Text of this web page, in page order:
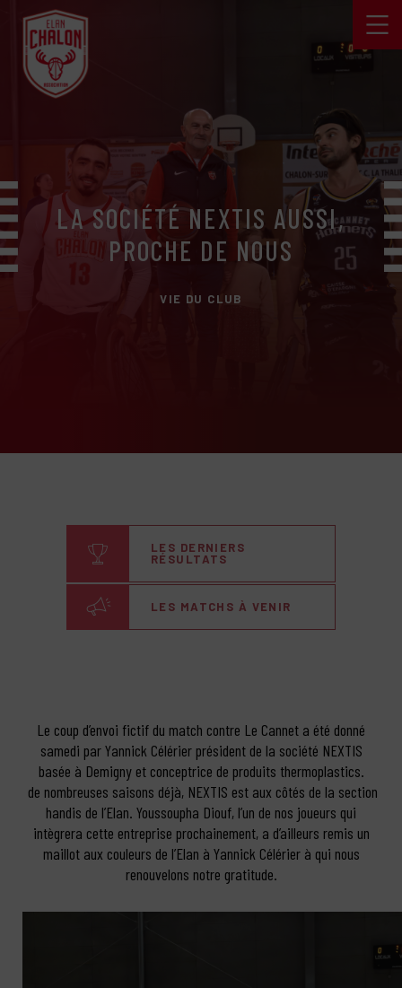
LA SOCIÉTÉ NEXTIS AUSSI,
PROCHE DE NOUS
VIE DU CLUB
LES DERNIERS
RÉSULTATS
LES MATCHS À VENIR
Le coup d’envoi fictif du match contre Le Cannet a été donné
samedi par Yannick Célérier président de la société NEXTIS
basée à Demigny et conceptrice de produits thermoplastics.
de nombreuses saisons déjà, NEXTIS est aux côtés de la section
handis de l’Elan. Youssoupha Diouf, l’un de nos joueurs qui
intègrera cette entreprise prochainement, a d’ailleurs remis un
maillot aux couleurs de l’Elan à Yannick Célérier à qui nous
renouvelons notre gratitude.